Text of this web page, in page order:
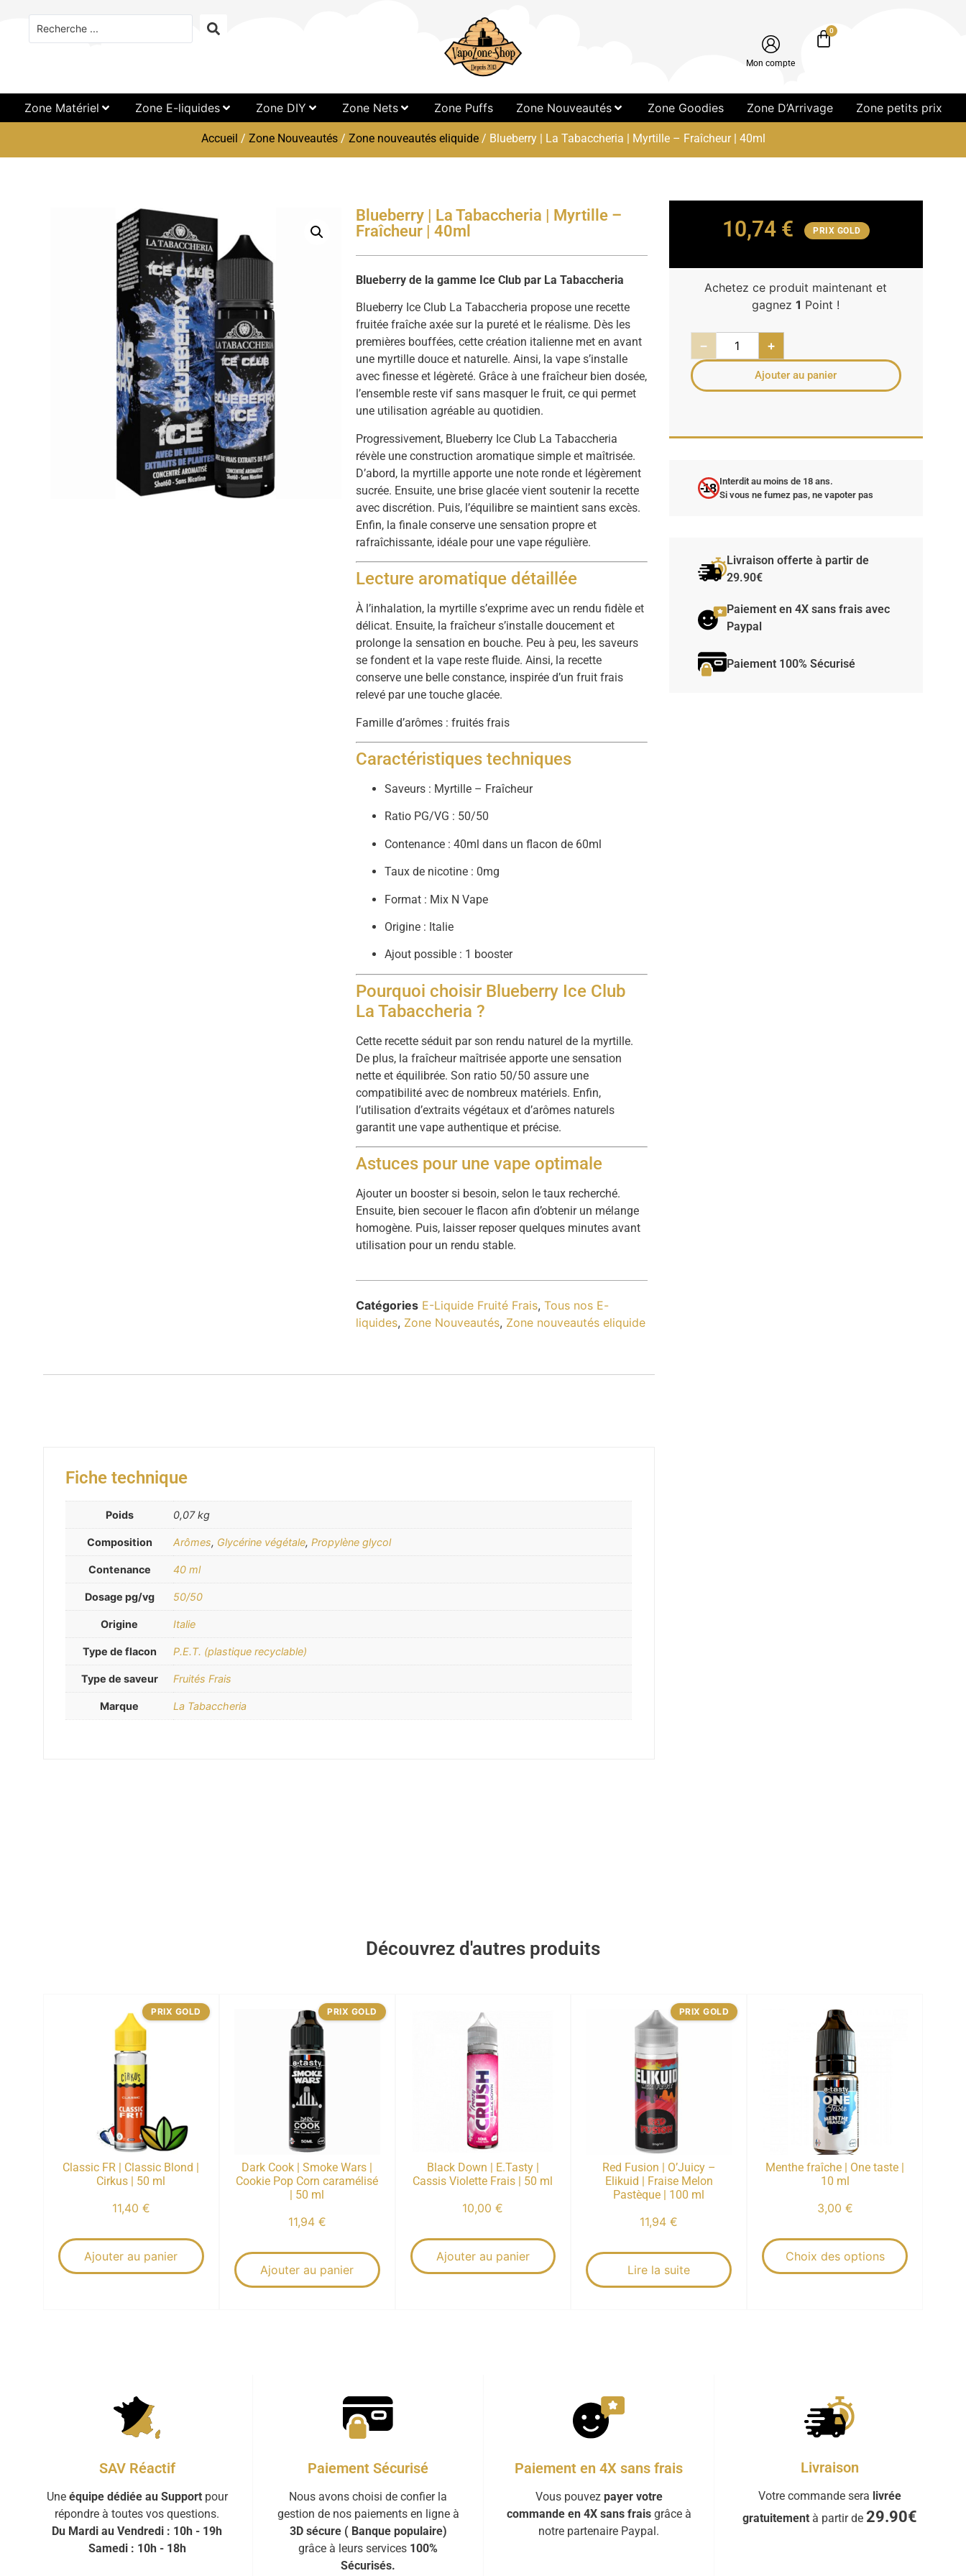
Mon compte
0
Zone Matériel Zone E-liquides Zone DIY Zone Nets Zone Puffs Zone Nouveautés Zone Goodies Zone D’Arrivage Zone petits prix
Accueil / Zone Nouveautés/ Zone nouveautés eliquide/ Blueberry | La Tabaccheria | Myrtille – Fraîcheur | 40ml
Blueberry | La Tabaccheria | Myrtille –
Fraîcheur | 40ml
Blueberry de la gamme Ice Club par La Tabaccheria
Blueberry Ice Club La Tabaccheria propose une recette
fruitée fraîche axée sur la pureté et le réalisme. Dès les
premières bouffées, cette création italienne met en avant
une myrtille douce et naturelle. Ainsi, la vape s’installe
avec finesse et légèreté. Grâce à une fraîcheur bien dosée,
l’ensemble reste vif sans masquer le fruit, ce qui permet
une utilisation agréable au quotidien.
Progressivement, Blueberry Ice Club La Tabaccheria
révèle une construction aromatique simple et maîtrisée.
D’abord, la myrtille apporte une note ronde et légèrement
sucrée. Ensuite, une brise glacée vient soutenir la recette
avec discrétion. Puis, l’équilibre se maintient sans excès.
Enfin, la finale conserve une sensation propre et
rafraîchissante, idéale pour une vape régulière.
Lecture aromatique détaillée
À l’inhalation, la myrtille s’exprime avec un rendu fidèle et
délicat. Ensuite, la fraîcheur s’installe doucement et
prolonge la sensation en bouche. Peu à peu, les saveurs
se fondent et la vape reste fluide. Ainsi, la recette
conserve une belle constance, inspirée d’un fruit frais
relevé par une touche glacée.
Famille d’arômes : fruités frais
Caractéristiques techniques
Saveurs : Myrtille – Fraîcheur
Ratio PG/VG : 50/50
Contenance : 40ml dans un flacon de 60ml
Taux de nicotine : 0mg
Format : Mix N Vape
Origine : Italie
Ajout possible : 1 booster
Pourquoi choisir Blueberry Ice Club
La Tabaccheria ?
Cette recette séduit par son rendu naturel de la myrtille.
De plus, la fraîcheur maîtrisée apporte une sensation
nette et équilibrée. Son ratio 50/50 assure une
compatibilité avec de nombreux matériels. Enfin,
l’utilisation d’extraits végétaux et d’arômes naturels
garantit une vape authentique et précise.
Astuces pour une vape optimale
Ajouter un booster si besoin, selon le taux recherché.
Ensuite, bien secouer le flacon afin d’obtenir un mélange
homogène. Puis, laisser reposer quelques minutes avant
utilisation pour un rendu stable.
Catégories E-Liquide Fruité Frais,Tous nos E-
liquides, Zone Nouveautés, Zone nouveautés eliquide
Fiche technique
Poids 0,07 kg
Composition Arômes, Glycérine végétale, Propylène glycol
Contenance 40 ml
Dosage pg/vg 50/50
Origine Italie
Type de flacon P.E.T. (plastique recyclable)
Type de saveur Fruités Frais
Marque La Tabaccheria
10,74 € PRIX GOLD
Achetez ce produit maintenant et
gagnez1 Point !
− +
Ajouter au panier
-18 Interdit au moins de 18 ans.
Si vous ne fumez pas, ne vapoter pas
Livraison offerte à partir de
29.90€
Paiement en 4X sans frais avec
Paypal
Paiement 100% Sécurisé
Découvrez d'autres produits
Classic FR | Classic Blond |
Cirkus | 50 ml
11,40 €
Ajouter au panier
PRIX GOLD
Dark Cook | Smoke Wars |
Cookie Pop Corn caramélisé
| 50 ml
11,94 €
Ajouter au panier
PRIX GOLD
Black Down | E.Tasty |
Cassis Violette Frais | 50 ml
10,00€
Ajouter au panier
Red Fusion | O’Juicy –
Elikuid | Fraise Melon
Pastèque | 100 ml
11,94€
Lire la suite
PRIX GOLD
Menthe fraîche | One taste |
10 ml
3,00 €
Choix des options
SAV Réactif
Une équipe dédiée au Supportpour
répondre à toutes vos questions.
Du Mardi au Vendredi : 10h - 19h
Samedi : 10h - 18h
Paiement Sécurisé
Nous avons choisi de confier la
gestion de nos paiements en ligne à
3D sécure ( Banque populaire)
grâce à leurs services 100%
Sécurisés.
Paiement en 4X sans frais
Vous pouvez payer votre
commande en 4X sans fraisgrâce à
notre partenaire Paypal.
Livraison
Votre commande sera livrée
gratuitementà partir de 29.90€